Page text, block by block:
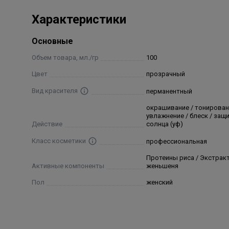
очередь необходимо определить уровень
цвета волос использовать шкалу натуральных
вода, цетеариловый спирт, цетеарет-30, цетеарет-
аскорбиновая кислота, тетранатрий эдта,
экстракт корня женьшеня обыкновенного,
аминофенол, резорцин, 2-амино-4-
гидрокситолуол, основной желтый 87, 4-
метилрезорцин, 1-нафтол, толуол-2,5-
Характеристики
Основные
Объем товара, мл./гр 100
Цвет прозрачный
Вид красителя перманентный
Действие
окрашивание /
увлажнение / блеск /
солнца (уф)
Класс косметики профессиональная
Активные компоненты
Протеины риса /
женьшеня
Пол женский